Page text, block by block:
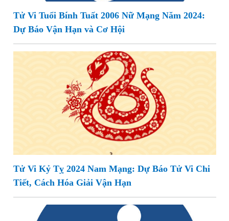
Tử Vi Tuổi Bính Tuất 2006 Nữ Mạng Năm 2024:
Dự Báo Vận Hạn và Cơ Hội
Tử Vi Kỷ Tỵ 2024 Nam Mạng: Dự Báo Tử Vi Chi
Tiết, Cách Hóa Giải Vận Hạn